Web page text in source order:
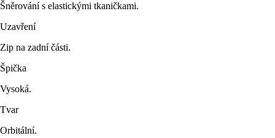
Šněrování s elastickými tkaničkami.
Uzavření
Zip na zadní části.
Špička
Vysoká.
Tvar
Orbitální.